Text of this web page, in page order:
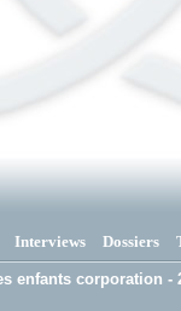
Interviews Dossiers
enfants corporation -